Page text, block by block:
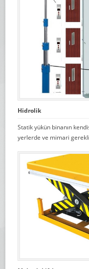
Hidrolik
Statik yükün binanın
yerlerde ve mimari